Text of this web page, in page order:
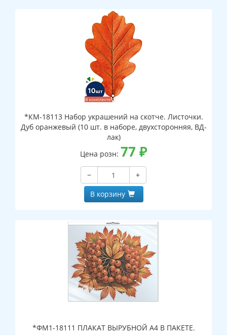
*КМ-18113 Набор украшений на скотче. Листочки.
Дуб оранжевый (10 шт. в наборе, двухсторонняя, ВД-
лак)
Цена розн: 77 ₽
−
+
В корзину
*ФМ1-18111 ПЛАКАТ ВЫРУБНОЙ А4 В ПАКЕТЕ.